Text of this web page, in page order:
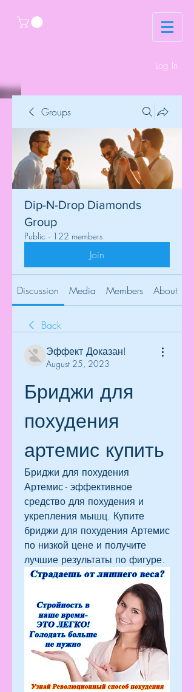
Log In
Groups
Dip-N-Drop Diamonds
Group
Public · 122 members
Join
Discussion Media Members About
Back
Эффект Доказан!
August 25, 2023
Бриджи для
похудения
артемис купить
Бриджи для похудения
Артемис - эффективное
средство для похудения и
укрепления мышц. Купите
бриджи для похудения Артемис
по низкой цене и получите
лучшие результаты по фигуре.